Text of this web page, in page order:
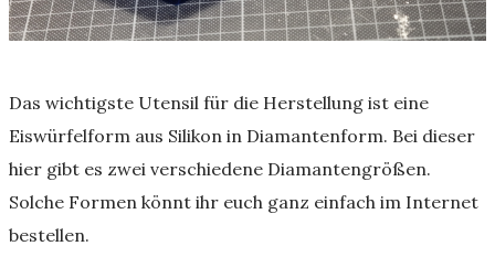
Das wichtigste Utensil für die Herstellung ist eine
Eiswürfelform aus Silikon in Diamantenform. Bei dieser
hier gibt es zwei verschiedene Diamantengrößen.
Solche Formen könnt ihr euch ganz einfach im Internet
bestellen.